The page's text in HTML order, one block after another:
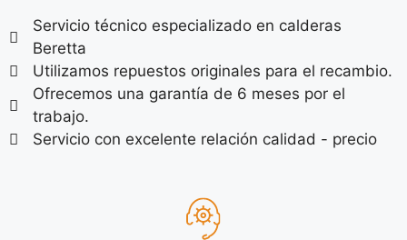
Servicio técnico especializado en calderas
Beretta
Utilizamos repuestos originales para el recambio.
Ofrecemos una garantía de 6 meses por el
trabajo.
Servicio con excelente relación calidad - precio